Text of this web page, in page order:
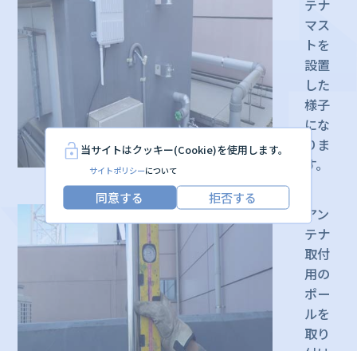
当サイトはクッキー(Cookie)を使用します。
サイトポリシーについて
同意する 拒否する
テナ
マス
トを
設置
した
様子
にな
りま
す。
アン
テナ
取付
用の
ポー
ルを
取り